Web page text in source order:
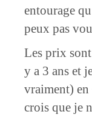
entourage
peux pas
Les prix
y a 3 ans et
vraiment)
crois que je